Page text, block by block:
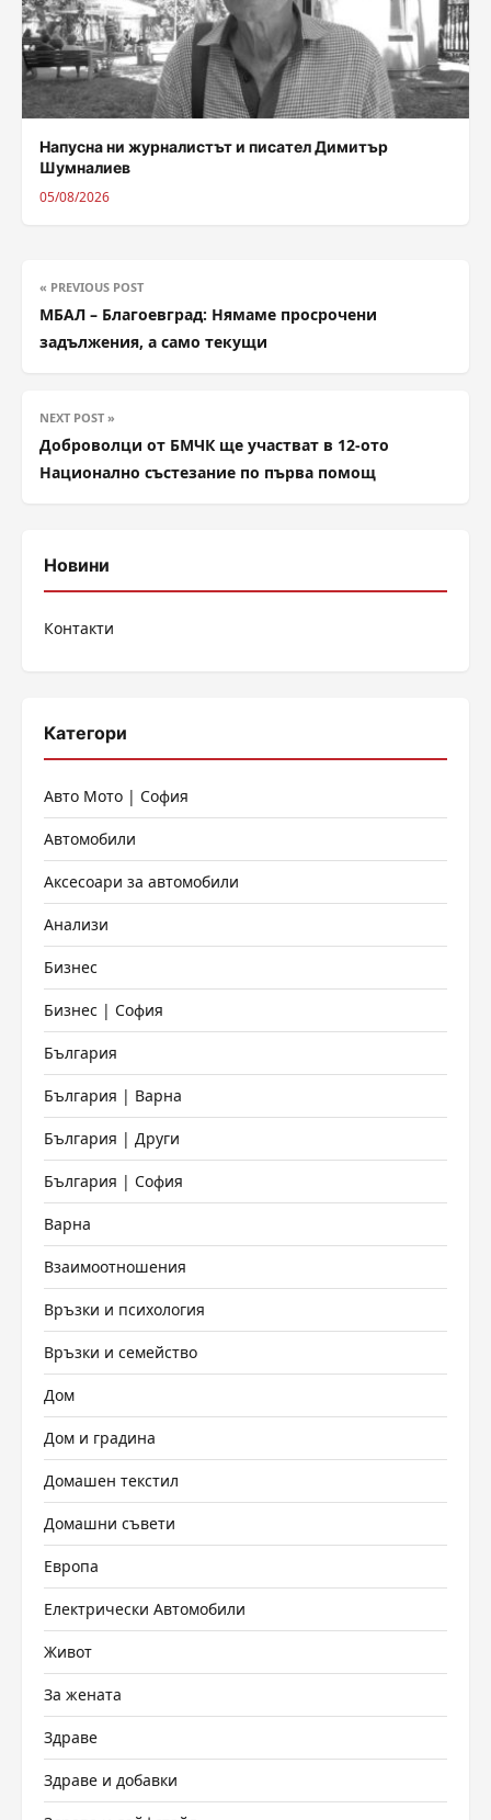
Напусна ни журналистът и писател Димитър
Шумналиев
05/08/2026
« PREVIOUS POST
МБАЛ – Благоевград: Нямаме просрочени
задължения, а само текущи
NEXT POST »
Доброволци от БМЧК ще участват в 12-ото
Национално състезание по първа помощ
Новини
Контакти
Категори
Авто Мото | София
Автомобили
Аксесоари за автомобили
Анализи
Бизнес
Бизнес | София
България
България | Варна
България | Други
България | София
Варна
Взаимоотношения
Връзки и психология
Връзки и семейство
Дом
Дом и градина
Домашен текстил
Домашни съвети
Европа
Електрически Автомобили
Живот
За жената
Здраве
Здраве и добавки